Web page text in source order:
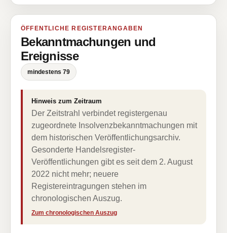
ÖFFENTLICHE REGISTERANGABEN
Bekanntmachungen und
Ereignisse
mindestens 79
Hinweis zum Zeitraum
Der Zeitstrahl verbindet registergenau
zugeordnete Insolvenzbekanntmachungen mit
dem historischen Veröffentlichungsarchiv.
Gesonderte Handelsregister-
Veröffentlichungen gibt es seit dem 2. August
2022 nicht mehr; neuere
Registereintragungen stehen im
chronologischen Auszug.
Zum chronologischen Auszug